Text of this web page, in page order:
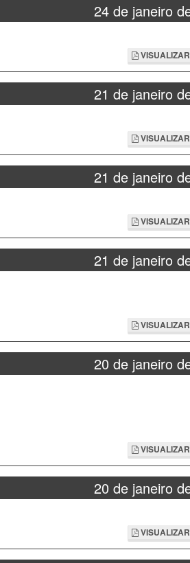
24 de janeiro
21 de janeiro
21 de janeiro
21 de janeiro
20 de janeiro
20 de janeiro